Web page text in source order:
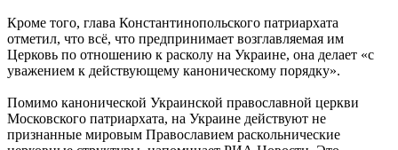
Кроме того, глава Константинопольского патриархата
отметил, что всё, что предпринимает возглавляемая им
Церковь по отношению к расколу на Украине, она делает «с
уважением к действующему каноническому порядку».
Помимо канонической Украинской православной церкви
Московского патриархата, на Украине действуют не
признанные мировым Православием раскольнические